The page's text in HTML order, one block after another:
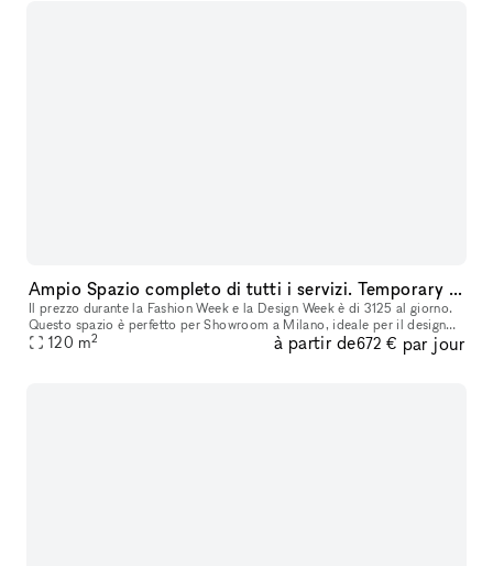
Ampio Spazio completo di tutti i servizi. Temporary showroom / Yoga / Exibition / Shooting fotografici. Disponibile per Fuori Salone - Fashion week
Il prezzo durante la Fashion Week e la Design Week è di 3125 al giorno.
Questo spazio è perfetto per Showroom a Milano, ideale per il design
della moda, le installazioni d'arte e molto altro. Situato
120 m2 à partir de672 € par jour